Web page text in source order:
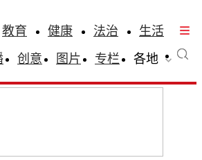
教育 健康 法治
生活
创意 图片 专栏 各地